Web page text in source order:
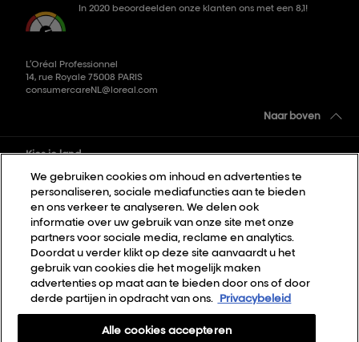
In 2020 beoordeelden onze klanten ons met een 8,1!
L’Oréal Professionnel
14, rue Royale 75008 PARIS
consumercareNL@loreal.com
Naar boven
Kies je land
Sitemap
Algemene voorwaarden
Privacybeleid
Cookie Settings
Over Ons
We gebruiken cookies om inhoud en advertenties te
personaliseren, sociale mediafuncties aan te bieden
en ons verkeer te analyseren. We delen ook
informatie over uw gebruik van onze site met onze
partners voor sociale media, reclame en analytics.
Doordat u verder klikt op deze site aanvaardt u het
gebruik van cookies die het mogelijk maken
advertenties op maat aan te bieden door ons of door
derde partijen in opdracht van ons.
Privacybeleid
Alle cookies accepteren